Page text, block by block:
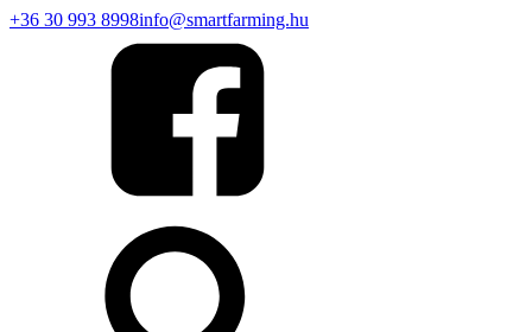
+36 30 993 8998info@smartfarming.hu